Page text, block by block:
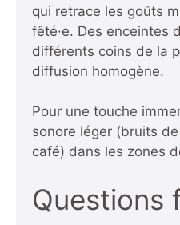
qui retrace les goûts
fêté·e. Des enceintes
différents coins de la
diffusion homogène.
Pour une touche
sonore léger (bruits
café) dans les zones
Questions